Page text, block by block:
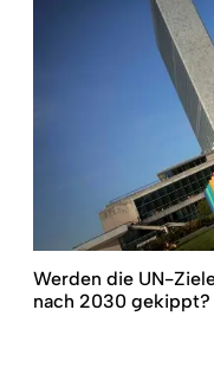
Werden die UN-
nach 2030